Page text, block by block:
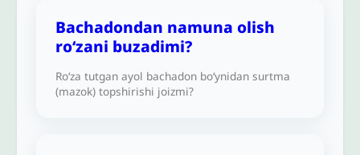
savol: Bu turdagi tushlar iblisdandir, lekin u
Ramazonda zanjirband qilingan-ku (unda
Bachadondan namuna olish
ro‘zani buzadimi?
Ro‘za tutgan ayol bachadon bo‘ynidan surtma
(mazok) topshirishi joizmi?